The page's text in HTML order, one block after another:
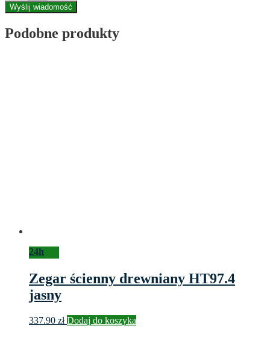
Wyślij wiadomość
Podobne produkty
24h
Zegar ścienny drewniany HT97.4
jasny
337.90 zł Dodaj do koszyka